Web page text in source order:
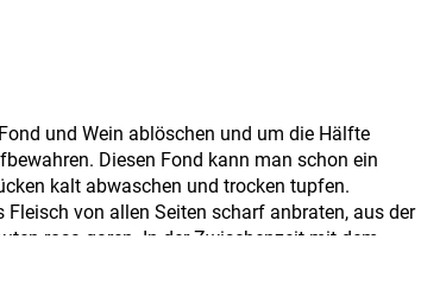
und Wein ablöschen und um die Hälfte
Diesen Fond kann man schon ein
kalt abwaschen und trocken tupfen.
von allen Seiten scharf anbraten, aus der
rosa garen. In der Zwischenzeit mit dem